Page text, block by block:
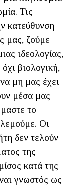
Τις
κατεύθυνση
μας, ζούμε
ιδεολογίας,
βιολογική,
μη μας έχει
μέσα μας
το
Οι
δεν τελούν
της
κατά της
γνωστός ως